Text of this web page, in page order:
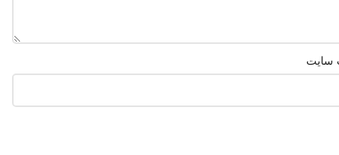
سایت